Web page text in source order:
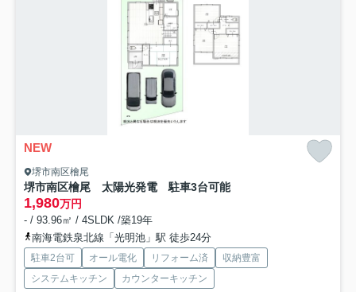
NEW
堺市南区檜尾
堺市南区檜尾 太陽光発電 駐車3台可能
1,980万円
- / 93.96㎡ / 4SLDK /築19年
南海電鉄泉北線「光明池」駅 徒歩24分
駐車2台可 オール電化 リフォーム済
収納豊富
システムキッチン
カウンターキッチン